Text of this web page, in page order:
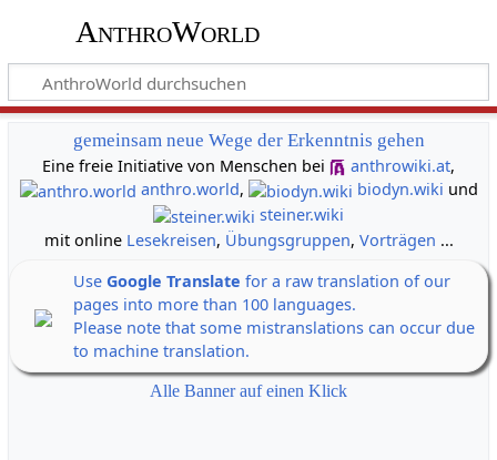
AnthroWorld
gemeinsam neue Wege der Erkenntnis gehen
Eine freie Initiative von Menschen bei
anthrowiki.at,
anthro.world, biodyn.wiki und
steiner.wiki
mit online Lesekreisen, Übungsgruppen, Vorträgen ...
Use Google Translate for a raw translation of our
pages into more than 100 languages.
Please note that some mistranslations can occur due
to machine translation.
Alle Banner auf einen Klick